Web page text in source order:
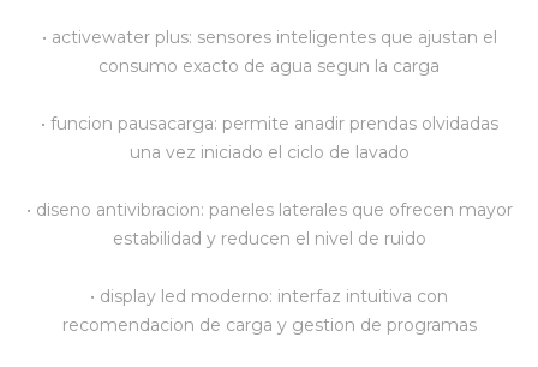
• activewater plus: sensores inteligentes que ajustan el
consumo exacto de agua segun la carga
• funcion pausacarga: permite anadir prendas olvidadas
una vez iniciado el ciclo de lavado
• diseno antivibracion: paneles laterales que ofrecen mayor
estabilidad y reducen el nivel de ruido
• display led moderno: interfaz intuitiva con
recomendacion de carga y gestion de programas
Vestimenta y calzado